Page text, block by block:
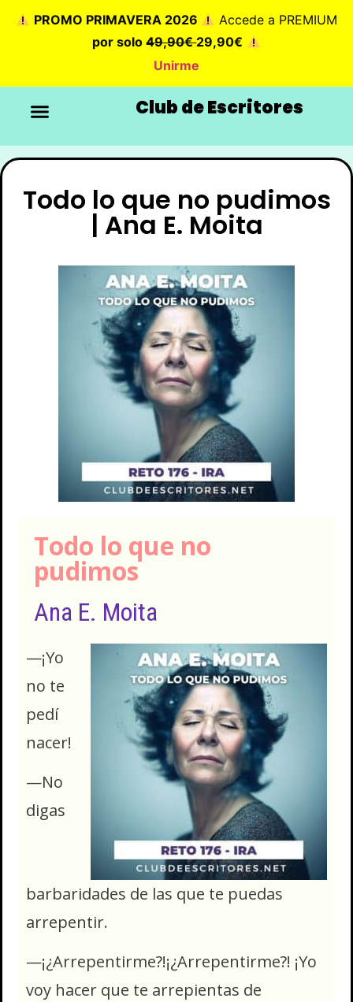
PROMO PRIMAVERA 2026
Accede a PREMIUM
por solo49,90€29,90€
Unirme
Club de Escritores
Todo lo que no pudimos
| Ana E. Moita
Todo lo que no
pudimos
Ana E. Moita
—¡Yo
no te
pedí
nacer!
—No
digas
barbaridades de las que te puedas
arrepentir.
—¡¿Arrepentirme?!¡¿Arrepentirme?! ¡Yo
voy hacer que te arrepientas de